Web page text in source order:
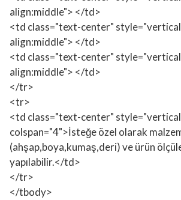
align:middle"> </td>
<td class="text-center"
align:middle"> </td>
<td class="text-center"
align:middle"> </td>
</tr>
<tr>
<td class="text-center"
colspan="4">İsteğe özel olarak
(ahşap,boya,kumaş,deri) ve ürün
yapılabilir.</td>
</tr>
</tbody>